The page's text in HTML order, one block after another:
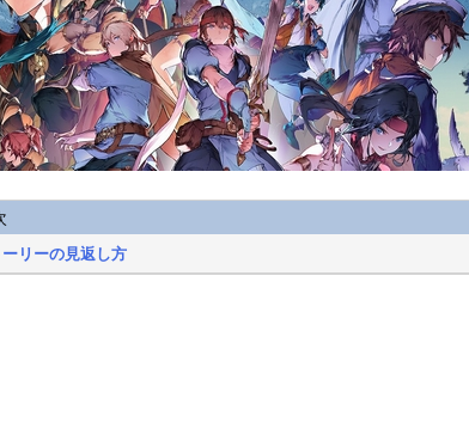
リーの見返し方